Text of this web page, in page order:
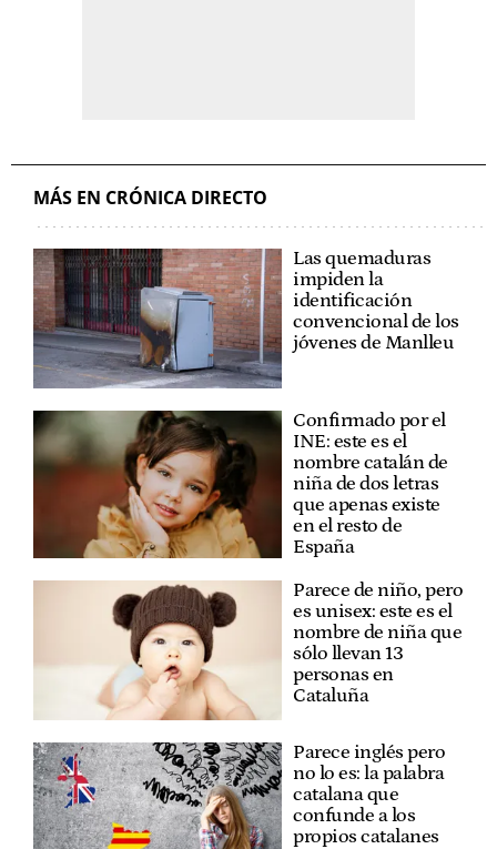
MÁS EN CRÓNICA DIRECTO
Las quemaduras
impiden la
identificación
convencional de los
jóvenes de Manlleu
Confirmado por el
INE: este es el
nombre catalán de
niña de dos letras
que apenas existe
en el resto de
España
Parece de niño, pero
es unisex: este es el
nombre de niña que
sólo llevan 13
personas en
Cataluña
Parece inglés pero
no lo es: la palabra
catalana que
confunde a los
propios catalanes